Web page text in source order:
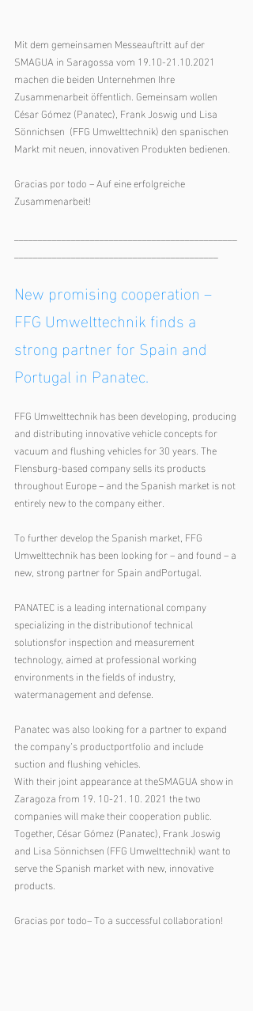
Mit dem gemeinsamen Messeauftritt auf der
SMAGUA in Saragossa vom 19.10-21.10.2021
machen die beiden Unternehmen Ihre
Zusammenarbeit öffentlich. Gemeinsam wollen
César Gómez (Panatec), Frank Joswig und Lisa
Sönnichsen  (FFG Umwelttechnik) den spanischen
Markt mit neuen, innovativen Produkten bedienen.
Gracias por todo – Auf eine erfolgreiche
Zusammenarbeit!
New promising cooperation –
FFG Umwelttechnik finds a
strong partner for Spain and
Portugal in Panatec.
FFG Umwelttechnik has been developing, producing
and distributing innovative vehicle concepts for
vacuum and flushing vehicles for 30 years. The
Flensburg-based company sells its products
throughout Europe – and the Spanish market is not
entirely new to the company either.
To further develop the Spanish market, FFG
Umwelttechnik has been looking for – and found – a
new, strong partner for Spain andPortugal.
PANATEC is a leading international company
specializing in the distributionof technical
solutionsfor inspection and measurement
technology, aimed at professional working
environments in the fields of industry,
watermanagement and defense.
Panatec was also looking for a partner to expand
the company’s productportfolio and include
suction and flushing vehicles.
With their joint appearance at theSMAGUA show in
Zaragoza from 19. 10-21. 10. 2021 the two
companies will make their cooperation public.
Together, César Gómez (Panatec), Frank Joswig
and Lisa Sönnichsen (FFG Umwelttechnik) want to
serve the Spanish market with new, innovative
products.
Gracias por todo– To a successful collaboration!